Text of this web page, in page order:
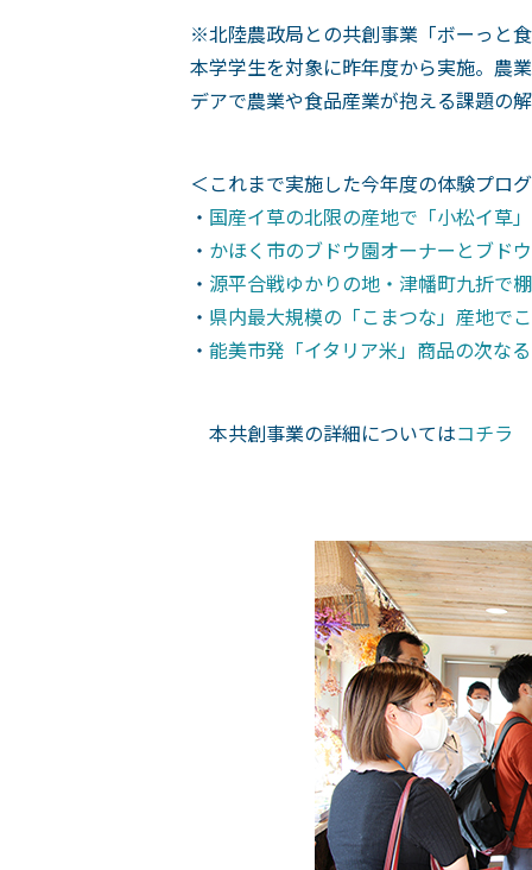
※北陸農政局との共創事業「ボーっと
本学学生を対象に昨年度から実施。農
デアで農業や食品産業が抱える課題の
＜これまで実施した今年度の体験プロ
・ 国産イ草の北限の産地で「小松イ草
・ かほく市のブドウ園オーナーとブド
・ 源平合戦ゆかりの地・津幡町九折で
・ 県内最大規模の「こまつな」産地で
・ 能美市発「イタリア米」商品の次な
本共創事業の詳細についてはコチラ